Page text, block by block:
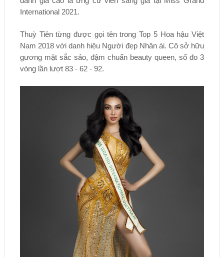
International 2021.
Thuỳ Tiên từng được gọi tên trong Top 5 Hoa hậu Việt
Nam 2018 với danh hiệu Người đẹp Nhân ái. Cô sở hữu
gương mặt sắc sảo, đậm chuẩn beauty queen, số đo 3
vòng lần lượt 83 - 62 - 92.